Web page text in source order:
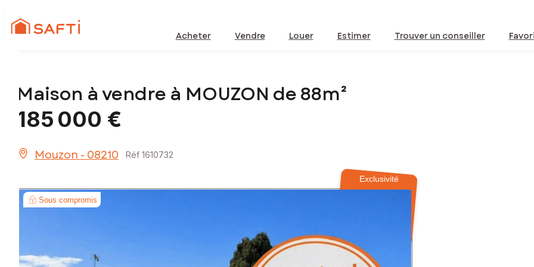
Acheter Vendre Louer Estimer Trouver un conseiller
Maison à vendre à MOUZON de 88m²
185 000 €
Mouzon - 08210 Réf 1610732
Exclusivité
Sous compromis